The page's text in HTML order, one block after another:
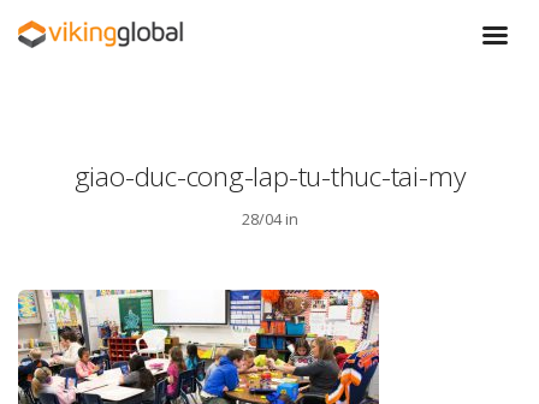
giao-duc-cong-lap-tu-thuc-tai-my
28/04 in